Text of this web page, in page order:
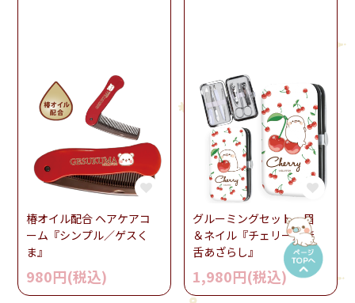
椿オイル配合 ヘアケアコ
ーム『シンプル／ゲスく
ま』
980円(税込)
グルーミングセット・眉
＆ネイル『チェリー／毒
舌あざらし』
1,980円(税込)